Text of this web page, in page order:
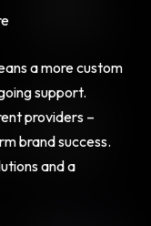
a more custom
support.
providers –
brand success.
and a